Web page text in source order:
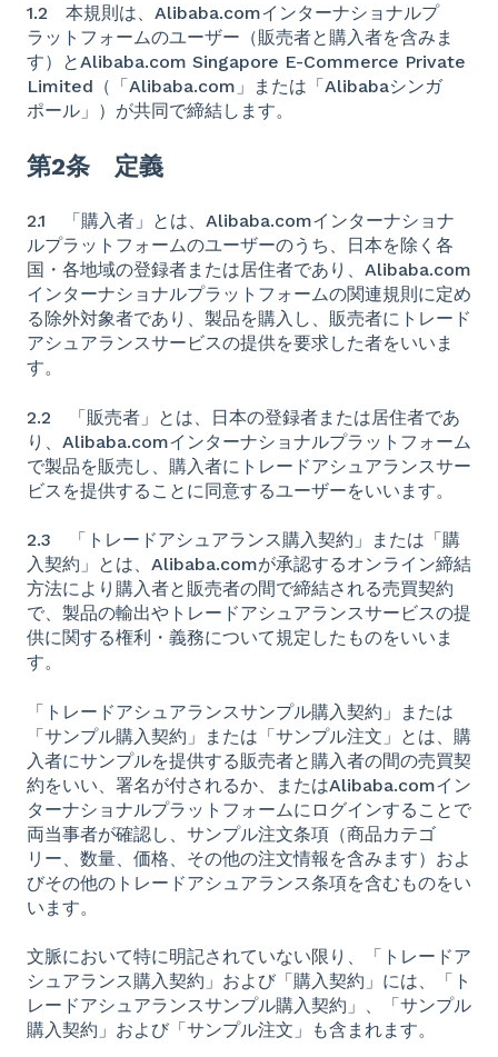
1.2 本規則は、Alibaba.comインターナショナルプ
ラットフォームのユーザー（販売者と購入者を含みま
す）とAlibaba.com Singapore E-Commerce Private
Limited（「Alibaba.com」または「Alibabaシンガ
ポール」）が共同で締結します。
第2条 定義
2.1 「購入者」とは、Alibaba.comインターナショナ
ルプラットフォームのユーザーのうち、日本を除く各
国・各地域の登録者または居住者であり、Alibaba.com
インターナショナルプラットフォームの関連規則に定め
る除外対象者であり、製品を購入し、販売者にトレード
アシュアランスサービスの提供を要求した者をいいま
す。
2.2 「販売者」とは、日本の登録者または居住者であ
り、Alibaba.comインターナショナルプラットフォーム
で製品を販売し、購入者にトレードアシュアランスサー
ビスを提供することに同意するユーザーをいいます。
2.3 「トレードアシュアランス購入契約」または「購
入契約」とは、Alibaba.comが承認するオンライン締結
方法により購入者と販売者の間で締結される売買契約
で、製品の輸出やトレードアシュアランスサービスの提
供に関する権利・義務について規定したものをいいま
す。
「トレードアシュアランスサンプル購入契約」または
「サンプル購入契約」または「サンプル注文」とは、購
入者にサンプルを提供する販売者と購入者の間の売買契
約をいい、署名が付されるか、またはAlibaba.comイン
ターナショナルプラットフォームにログインすることで
両当事者が確認し、サンプル注文条項（商品カテゴ
リー、数量、価格、その他の注文情報を含みます）およ
びその他のトレードアシュアランス条項を含むものをい
います。
文脈において特に明記されていない限り、「トレードア
シュアランス購入契約」および「購入契約」には、「ト
レードアシュアランスサンプル購入契約」、「サンプル
購入契約」および「サンプル注文」も含まれます。